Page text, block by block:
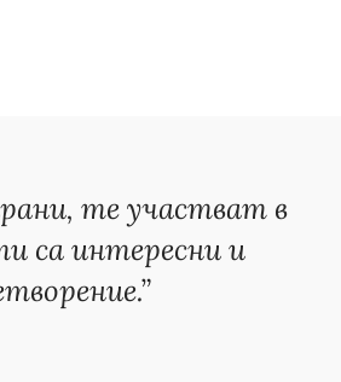
те участват в
са интересни и